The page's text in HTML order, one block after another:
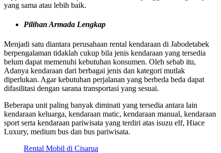
yang sama atau lebih baik.
Pilihan Armada Lengkap
Menjadi satu diantara perusahaan rental kendaraan di Jabodetabek
berpengalaman tidaklah cukup bila jenis kendaraan yang tersedia
belum dapat memenuhi kebutuhan konsumen. Oleh sebab itu,
Adanya kendaraan dari berbagai jenis dan kategori mutlak
diperlukan. Agar kebutuhan perjalanan yang berbeda beda dapat
difasilitasi dengan sarana transportasi yang sesuai.
Beberapa unit paling banyak diminati yang tersedia antara lain
kendaraan keluarga, kendaraan matic, kendaraan manual, kendaraan
sport serta kendaraan pariwisata yang terdiri atas isuzu elf, Hiace
Luxury, medium bus dan bus pariwisata.
Rental Mobil di Cisarua